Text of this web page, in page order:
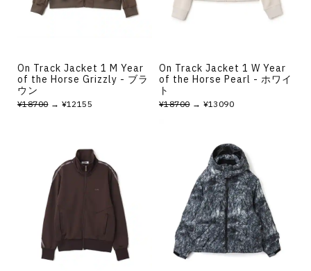
On Track Jacket 1 M Year
of the Horse Grizzly - ブラ
ウン
¥18700→ ¥12155
On Track Jacket 1 W Year
of the Horse Pearl - ホワイ
ト
¥18700→ ¥13090